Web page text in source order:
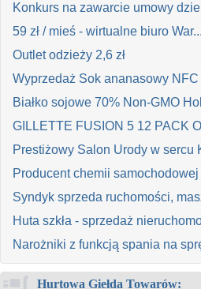
Konkurs na zawarcie umowy
59 zł / mieś - wirtualne biuro War...
Outlet odzieży 2,6 zł
Wyprzedaż Sok ananasowy NFC
Białko sojowe 70% Non-GMO
GILLETTE FUSION 5 12 PACK
Prestiżowy Salon Urody w sercu
Producent chemii samochodowej
Syndyk sprzeda ruchomości,
Huta szkła - sprzedaż
Narożniki z funkcją spania na
Hurtowa Giełda Towarów: